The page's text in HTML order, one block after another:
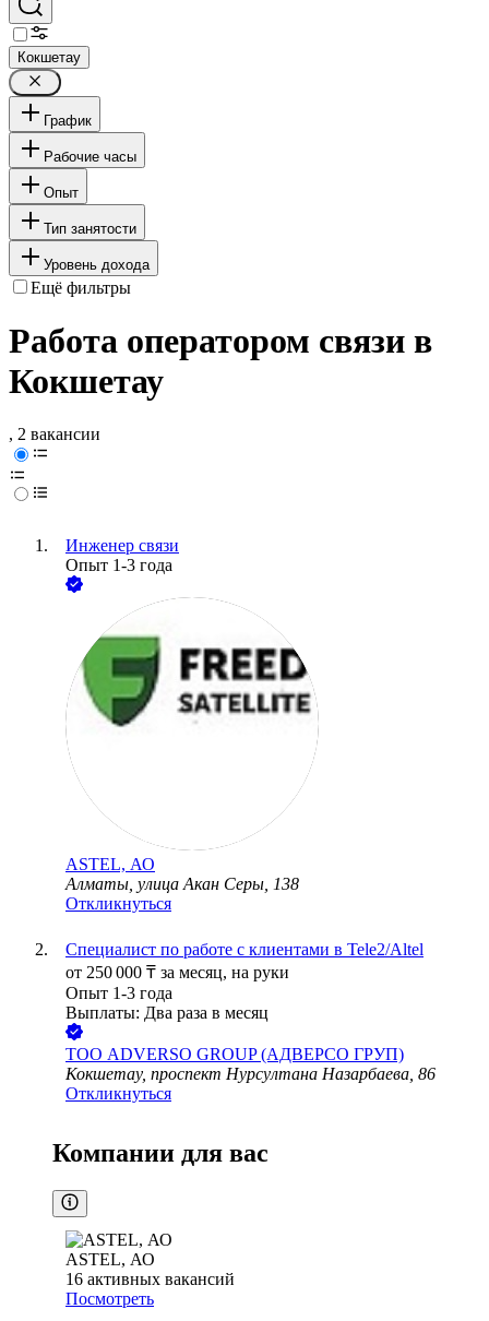
Кокшетау
График
Рабочие часы
Опыт
Тип занятости
Уровень дохода
Ещё фильтры
Работа оператором связи в
Кокшетау
, 2 вакансии
Инженер связи
Опыт 1-3 года
ASTEL, АО
Алматы, улица Акан Серы, 138
Откликнуться
Специалист по работе с клиентами в Tele2/Altel
от 250 000 ₸ за месяц, на руки
Опыт 1-3 года
Выплаты: Два раза в месяц
ТОО ADVERSO GROUP (АДВЕРСО ГРУП)
Кокшетау, проспект Нурсултана Назарбаева, 86
Откликнуться
Компании для вас
ASTEL, АО
16 активных вакансий
Посмотреть